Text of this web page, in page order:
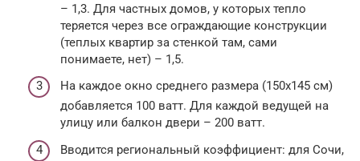
– 1,3. Для частных домов, у которых тепло
теряется через все ограждающие конструкции
(теплых квартир за стенкой там, сами
понимаете, нет) – 1,5.
На каждое окно среднего размера (150х145 см)
добавляется 100 ватт. Для каждой ведущей на
улицу или балкон двери – 200 ватт.
Вводится региональный коэффициент: для Сочи,